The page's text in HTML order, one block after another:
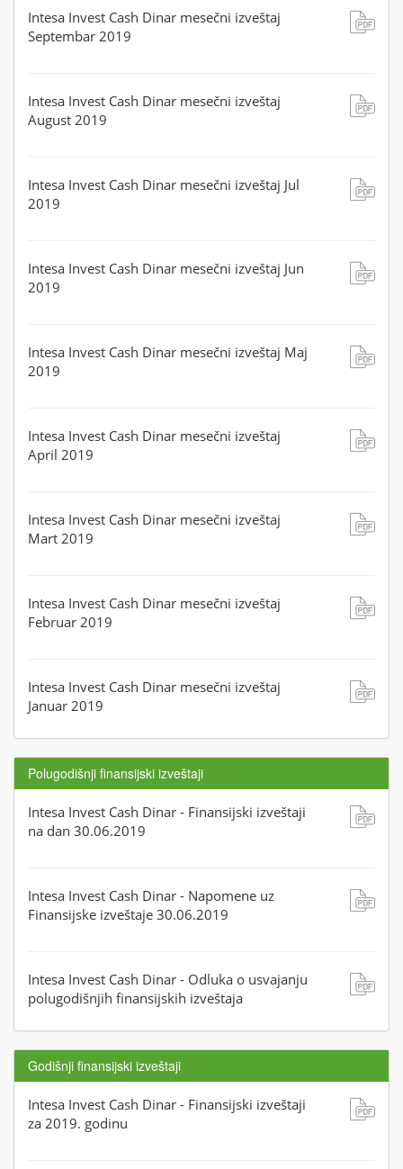
Intesa Invest Cash Dinar mesečni izveštaj
Septembar 2019
Intesa Invest Cash Dinar mesečni izveštaj
August 2019
Intesa Invest Cash Dinar mesečni izveštaj Jul
2019
Intesa Invest Cash Dinar mesečni izveštaj Jun
2019
Intesa Invest Cash Dinar mesečni izveštaj Maj
2019
Intesa Invest Cash Dinar mesečni izveštaj
April 2019
Intesa Invest Cash Dinar mesečni izveštaj
Mart 2019
Intesa Invest Cash Dinar mesečni izveštaj
Februar 2019
Intesa Invest Cash Dinar mesečni izveštaj
Januar 2019
Polugodišnji finansijski izveštaji
Intesa Invest Cash Dinar - Finansijski izveštaji
na dan 30.06.2019
Intesa Invest Cash Dinar - Napomene uz
Finansijske izveštaje 30.06.2019
Intesa Invest Cash Dinar - Odluka o usvajanju
polugodišnjih finansijskih izveštaja
Godišnji finansijski izveštaji
Intesa Invest Cash Dinar - Finansijski izveštaji
za 2019. godinu